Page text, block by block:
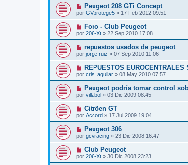
Peugeot 208 GTi Concept
por GVprotege5 » 17 Feb 2012 09:51
Foro - Club Peugeot
por 206-Xt » 22 Sep 2010 17:08
repuestos usados de peugeot
por jorge ruiz » 07 Sep 2010 11:06
REPUESTOS EUROCENTRALES
por cris_aguilar » 08 May 2010 07:57
Peugeot podría tomar control
por villabol » 03 Dic 2009 08:45
Citröen GT
por Accord » 17 Jul 2009 19:04
Peugeot 306
por gcvracing » 23 Dic 2008 16:47
Club Peugeot
por 206-Xt » 30 Dic 2008 23:23